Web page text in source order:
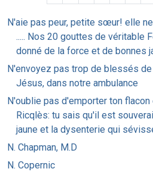
N'aie pas peur, petite sœur! elle
..... Nos 20 gouttes de véritable
donné de la force et de bonnes
N'envoyez pas trop de blessés de
Jésus, dans notre ambulance
N'oublie pas d'emporter ton
Ricqlès: tu sais qu'il est
jaune et la dysenterie qui
N. Chapman, M.D
N. Copernic